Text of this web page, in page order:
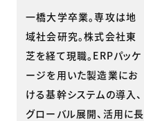
一橋大学卒業。専攻は地
域社会研究。株式会社東
芝を経て現職。ERPパッケ
ージを用いた製造業にお
ける基幹システムの導入、
グローバル展開、活用に長